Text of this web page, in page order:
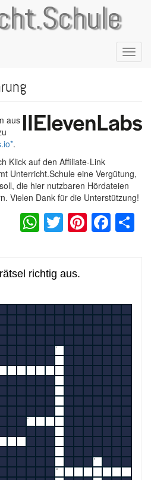
aus
*.
Klick auf den Affiliate-Link
Unterricht.Schule eine Vergütung,
die hier nutzbaren Hördateien
Vielen Dank für die Unterstützung!
WhatsApp
Twitter